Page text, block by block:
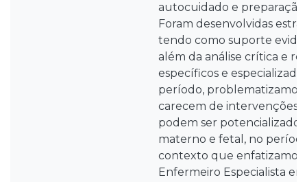
autocuidado e preparação
Foram desenvolvidas
tendo como suporte
além da análise crítica e
específicos e
período, problematizamos
carecem de intervenções
podem ser
materno e fetal, no
contexto que enfatizamos
Enfermeiro Especialista